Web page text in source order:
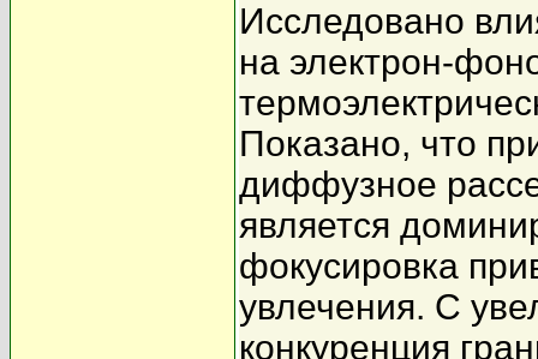
Исследовано
на электрон-
Показано, что
диффузное
является
фокусировка
увлечения. С
конкуренция